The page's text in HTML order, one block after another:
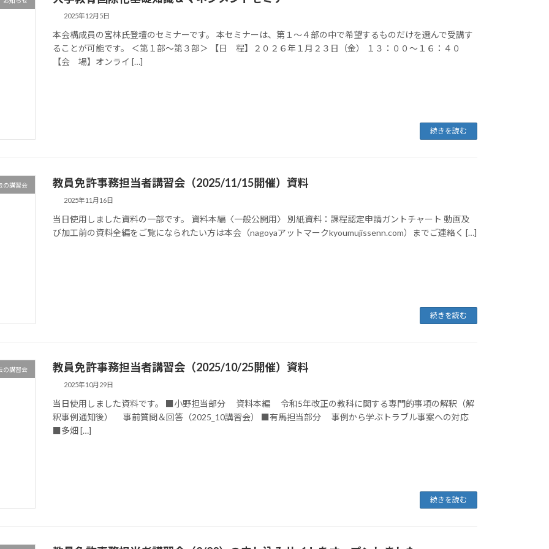
2025年12月5日
本会構成員の宮林氏登壇のセミナーです。 本セミナーは、第１～４部の中で希望するものだけを選んで受講す
ることが可能です。 ＜第１部～第３部＞ 【日 程】２０２６年１月２３日（金） １３：００～１６：４０
【会 場】オンライ […]
続きを読む
の講習会 教員免許事務担当者講習会（2025/11/15開催）資料
2025年11月16日
当日使用しました資料の一部です。 資料本編〈一般公開用〉 別紙資料：課程認定申請ガントチャート 動画及
び加工前の資料全編をご覧になられたい方は本会（nagoyaアットマークkyoumujissenn.com）までご連絡く […]
続きを読む
の講習会 教員免許事務担当者講習会（2025/10/25開催）資料
2025年10月29日
当日使用しました資料です。 ■小野担当部分 資料本編 令和5年改正の教科に関する専門的事項の解釈（解
釈事例通知後） 事前質問＆回答（2025_10講習会） ■有馬担当部分 事例から学ぶトラブル事案への対応
■多畑 […]
続きを読む